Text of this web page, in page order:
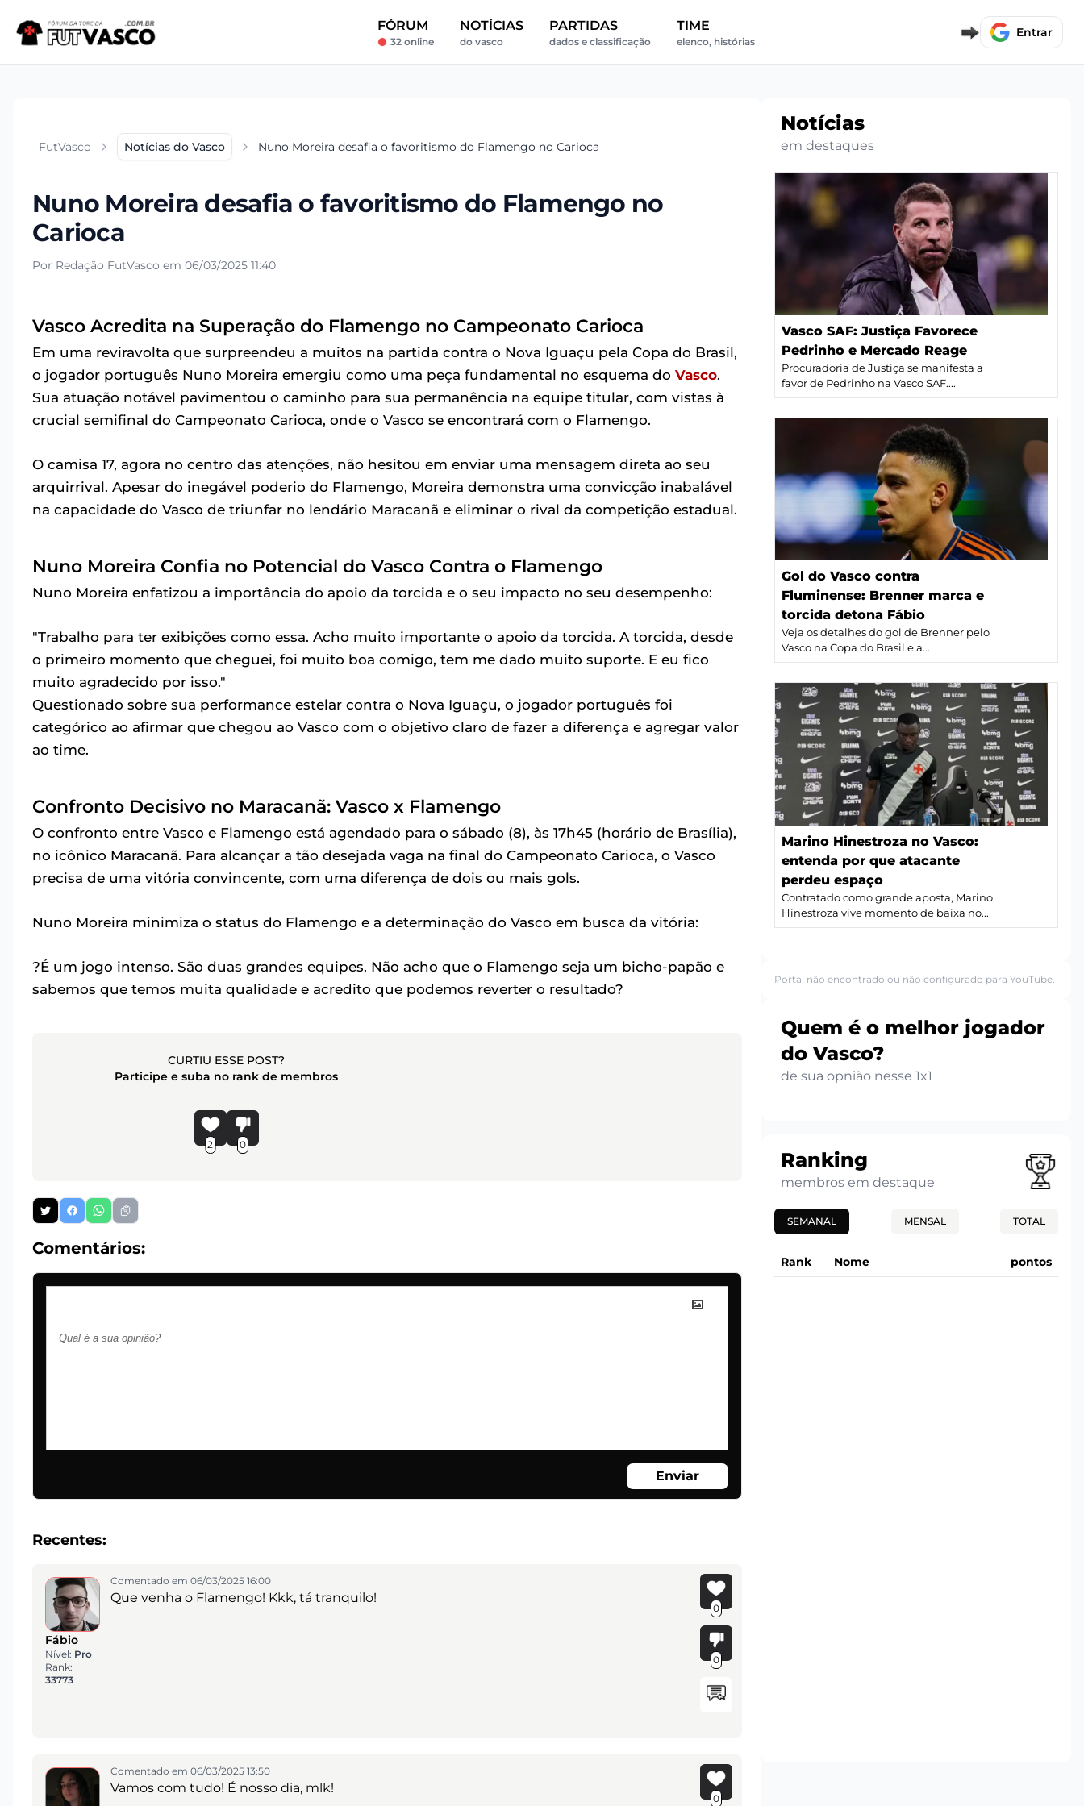
FÓRUM
32 online
NOTÍCIAS
do vasco
PARTIDAS
dados e classificação
TIME
elenco, histórias
Entrar
FutVasco Notícias do Vasco Nuno Moreira desafia o favoritismo do Flamengo no Carioca
Nuno Moreira desafia o favoritismo do Flamengo no
Carioca
Por Redação FutVasco em 06/03/2025 11:40
Vasco Acredita na Superação do Flamengo no Campeonato Carioca
Em uma reviravolta que surpreendeu a muitos na partida contra o Nova Iguaçu pela Copa do Brasil,
o jogador português Nuno Moreira emergiu como uma peça fundamental no esquema do Vasco.
Sua atuação notável pavimentou o caminho para sua permanência na equipe titular, com vistas à
crucial semifinal do Campeonato Carioca, onde o Vasco se encontrará com o Flamengo.
O camisa 17, agora no centro das atenções, não hesitou em enviar uma mensagem direta ao seu
arquirrival. Apesar do inegável poderio do Flamengo, Moreira demonstra uma convicção inabalável
na capacidade do Vasco de triunfar no lendário Maracanã e eliminar o rival da competição estadual.
Nuno Moreira Confia no Potencial do Vasco Contra o Flamengo
Nuno Moreira enfatizou a importância do apoio da torcida e o seu impacto no seu desempenho:
"Trabalho para ter exibições como essa. Acho muito importante o apoio da torcida. A torcida, desde
o primeiro momento que cheguei, foi muito boa comigo, tem me dado muito suporte. E eu fico
muito agradecido por isso."
Questionado sobre sua performance estelar contra o Nova Iguaçu, o jogador português foi
categórico ao afirmar que chegou ao Vasco com o objetivo claro de fazer a diferença e agregar valor
ao time.
Confronto Decisivo no Maracanã: Vasco x Flamengo
O confronto entre Vasco e Flamengo está agendado para o sábado (8), às 17h45 (horário de Brasília),
no icônico Maracanã. Para alcançar a tão desejada vaga na final do Campeonato Carioca, o Vasco
precisa de uma vitória convincente, com uma diferença de dois ou mais gols.
Nuno Moreira minimiza o status do Flamengo e a determinação do Vasco em busca da vitória:
?É um jogo intenso. São duas grandes equipes. Não acho que o Flamengo seja um bicho-papão e
sabemos que temos muita qualidade e acredito que podemos reverter o resultado?
CURTIU ESSE POST?
Participe e suba no rank de membros
2 0
Comentários:
Enviar
Recentes:
Fábio
Nível: Pro
Rank:
33773
Comentado em 06/03/2025 16:00
Que venha o Flamengo! Kkk, tá tranquilo!
0
0
Comentado em 06/03/2025 13:50
Vamos com tudo! É nosso dia, mlk!
0
Notícias
em destaques
Vasco SAF: Justiça Favorece
Pedrinho e Mercado Reage
Procuradoria de Justiça se manifesta a
favor de Pedrinho na Vasco SAF....
Gol do Vasco contra
Fluminense: Brenner marca e
torcida detona Fábio
Veja os detalhes do gol de Brenner pelo
Vasco na Copa do Brasil e a...
Marino Hinestroza no Vasco:
entenda por que atacante
perdeu espaço
Contratado como grande aposta, Marino
Hinestroza vive momento de baixa no...
Portal não encontrado ou não configurado para YouTube.
Quem é o melhor jogador
do Vasco?
de sua opnião nesse 1x1
Ranking
membros em destaque
SEMANAL MENSAL TOTAL
Rank Nome pontos